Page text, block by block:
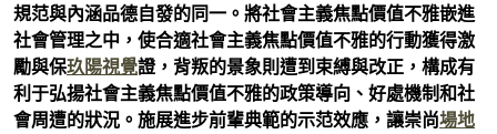
規范與內涵品德自發的同一。將社會主義焦點價值不雅嵌進
社會管理之中，使合適社會主義焦點價值不雅的行動獲得激
勵與保玖陽視覺證，背叛的景象則遭到束縛與改正，構成有
利于弘揚社會主義焦點價值不雅的政策導向、好處機制和社
會周遭的狀況。施展進步前輩典範的示范效應，讓崇尚場地